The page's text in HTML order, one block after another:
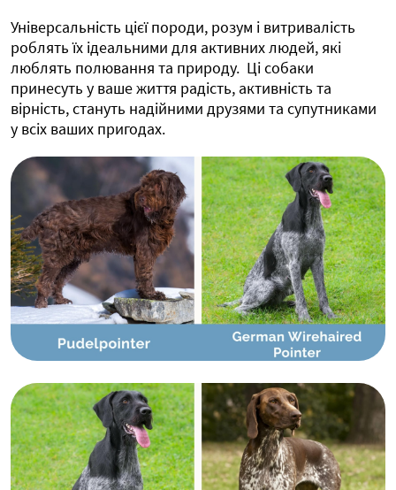
Універсальність цієї породи, розум і витривалість
роблять їх ідеальними для активних людей, які
люблять полювання та природу. Ці собаки
принесуть у ваше життя радість, активність та
вірність, стануть надійними друзями та супутниками
у всіх ваших пригодах.